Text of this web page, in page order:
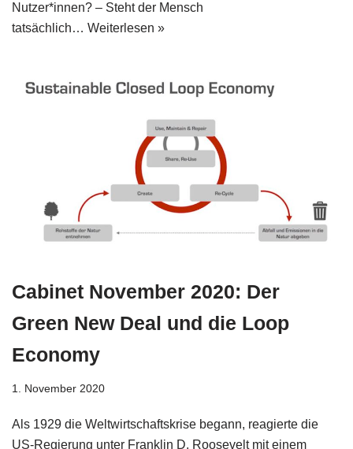
Nutzer*innen? – Steht der Mensch
tatsächlich… Weiterlesen »
Cabinet November 2020: Der
Green New Deal und die Loop
Economy
1. November 2020
Als 1929 die Weltwirtschaftskrise begann, reagierte die
US-Regierung unter Franklin D. Roosevelt mit einem